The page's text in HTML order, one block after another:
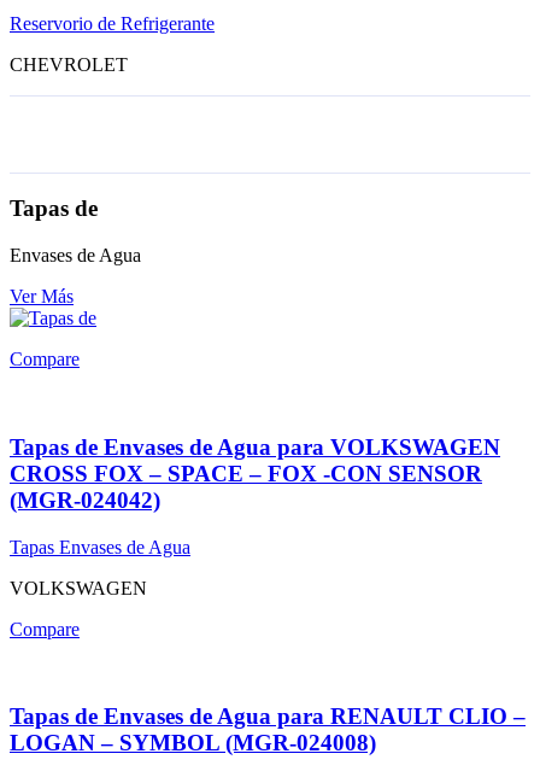
Reservorio de Refrigerante
CHEVROLET
Tapas de
Envases de Agua
Ver Más
Compare
Tapas de Envases de Agua para VOLKSWAGEN
CROSS FOX – SPACE – FOX -CON SENSOR
(MGR-024042)
Tapas Envases de Agua
VOLKSWAGEN
Compare
Tapas de Envases de Agua para RENAULT CLIO –
LOGAN – SYMBOL (MGR-024008)